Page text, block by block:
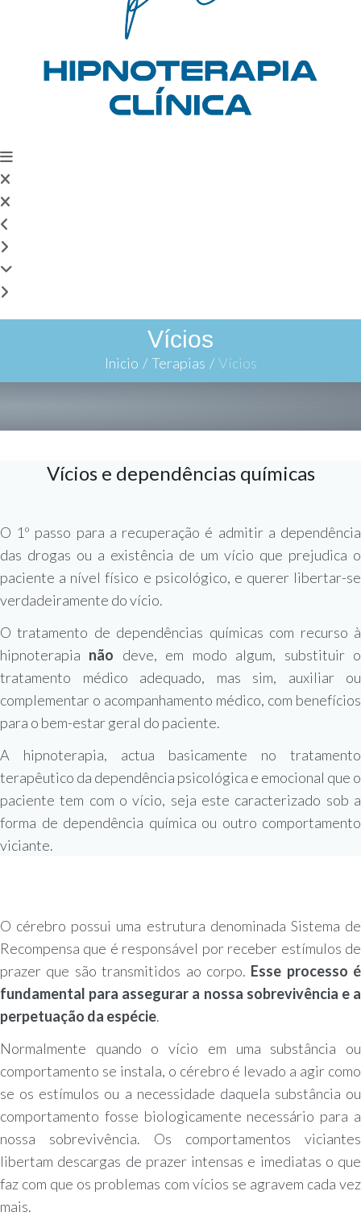
Vícios
Inicio / Terapias / Vícios
Vícios e dependências químicas
O 1º passo para a recuperação é admitir a dependência
das drogas ou a existência de um vício que prejudica o
paciente a nível físico e psicológico, e querer libertar-se
verdadeiramente do vício.
O tratamento de dependências químicas com recurso à
hipnoterapia não deve, em modo algum, substituir o
tratamento médico adequado, mas sim, auxiliar ou
complementar o acompanhamento médico, com benefícios
para o bem-estar geral do paciente.
A hipnoterapia, actua basicamente no tratamento
terapêutico da dependência psicológica e emocional que o
paciente tem com o vício, seja este caracterizado sob a
forma de dependência química ou outro comportamento
viciante.
O cérebro possui uma estrutura denominada Sistema de
Recompensa que é responsável por receber estímulos de
prazer que são transmitidos ao corpo. Esse processo é
fundamental para assegurar a nossa sobrevivência e a
perpetuação da espécie.
Normalmente quando o vício em uma substância ou
comportamento se instala, o cérebro é levado a agir como
se os estímulos ou a necessidade daquela substância ou
comportamento fosse biologicamente necessário para a
nossa sobrevivência. Os comportamentos viciantes
libertam descargas de prazer intensas e imediatas o que
faz com que os problemas com vícios se agravem cada vez
mais.